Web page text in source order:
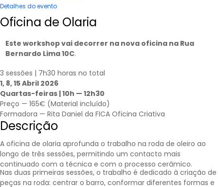
Detalhes do evento
Oficina de Olaria
Este workshop vai decorrer na nova oficina na Rua
Bernardo Lima 10C.
3 sessões | 7h30 horas no total
1, 8, 15 Abril 2026
Quartas-feiras | 10h — 12h30
Preço — 165€ (Material incluído)
Formadora — Rita Daniel da FICA Oficina Criativa
Descrição
A oficina de olaria aprofunda o trabalho na roda de oleiro ao
longo de três sessões, permitindo um contacto mais
continuado com a técnica e com o processo cerâmico.
Nas duas primeiras sessões, o trabalho é dedicado à criação de
peças na roda: centrar o barro, conformar diferentes formas e